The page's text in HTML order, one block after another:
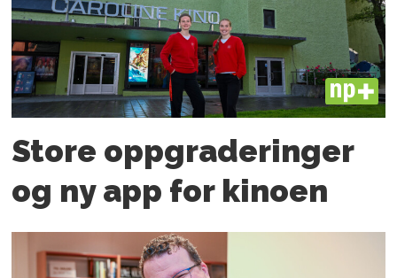
PLUS
Store oppgraderinger
og ny app for kinoen